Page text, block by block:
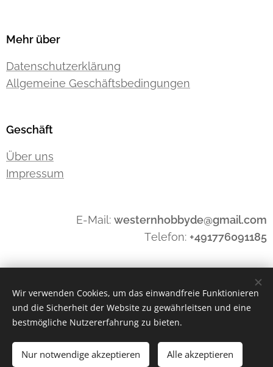
Mehr über
Datenschutzerklärung
Allgemeine Geschäftsbedingungen
Geschäft
Über uns
Impressum
E-Mail: westernhobbyde@gmail.com
Telefon: +491776091185
Cookies
Wir verwenden Cookies, um das einwandfreie Funktionieren
und die Sicherheit der Website zu gewährleitsen und eine
bestmögliche Nutzererfahrung zu bieten.
Nur notwendige akzeptieren Alle akzeptieren